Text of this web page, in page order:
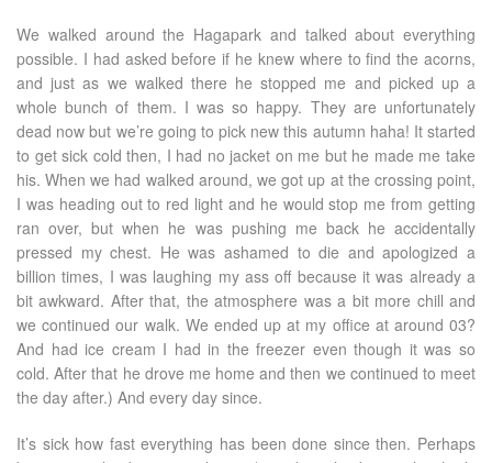
We walked around the Hagapark and talked about everything
possible. I had asked before if he knew where to find the acorns,
and just as we walked there he stopped me and picked up a
whole bunch of them. I was so happy. They are unfortunately
dead now but we’re going to pick new this autumn haha! It started
to get sick cold then, I had no jacket on me but he made me take
his. When we had walked around, we got up at the crossing point,
I was heading out to red light and he would stop me from getting
ran over, but when he was pushing me back he accidentally
pressed my chest. He was ashamed to die and apologized a
billion times, I was laughing my ass off because it was already a
bit awkward. After that, the atmosphere was a bit more chill and
we continued our walk. We ended up at my office at around 03?
And had ice cream I had in the freezer even though it was so
cold. After that he drove me home and then we continued to meet
the day after.) And every day since.
It’s sick how fast everything has been done since then. Perhaps